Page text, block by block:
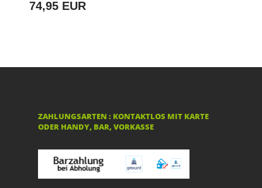
74,95 EUR
ZAHLUNGSARTEN : KONTAKTLOS MIT KARTE
ODER HANDY, BAR, VORKASSE